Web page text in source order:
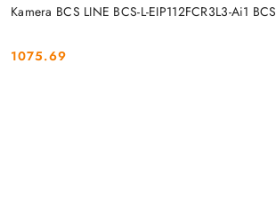
Kamera BCS LINE BCS-L-EIP112FCR3L3-Ai1 BCS
Cena:
1075.69